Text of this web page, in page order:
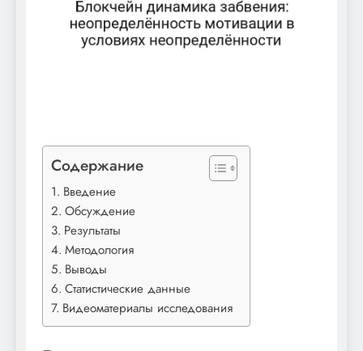
Содержание
Введение
Обсуждение
Результаты
Методология
Выводы
Статистические данные
Видеоматериалы исследования